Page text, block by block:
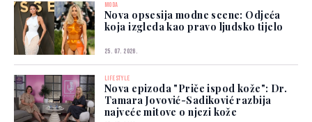
MODA
Nova opsesija modne scene: Odjeća
koja izgleda kao pravo ljudsko tijelo
25. 07. 2026.
LIFESTYLE
Nova epizoda "Priče ispod kože": Dr.
Tamara Jovović-Sadiković razbija
najveće mitove o njezi kože